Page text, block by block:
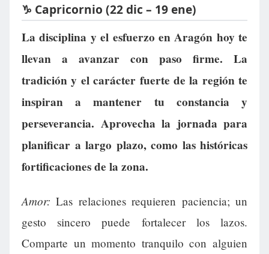
♑ Capricornio (22 dic – 19 ene)
La disciplina y el esfuerzo en Aragón hoy te
llevan a avanzar con paso firme. La
tradición y el carácter fuerte de la región te
inspiran a mantener tu constancia y
perseverancia. Aprovecha la jornada para
planificar a largo plazo, como las históricas
fortificaciones de la zona.
Amor: Las relaciones requieren paciencia; un
gesto sincero puede fortalecer los lazos.
Comparte un momento tranquilo con alguien